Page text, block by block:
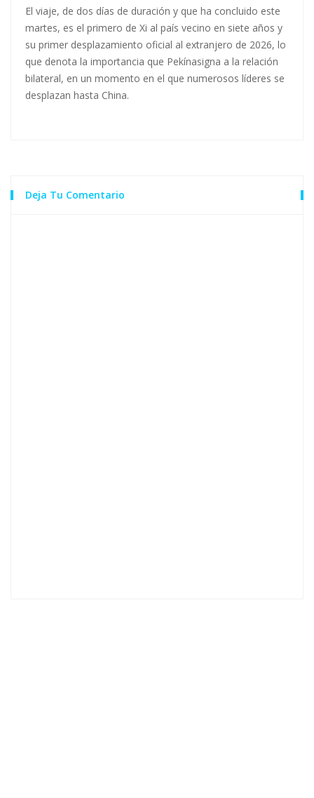
El viaje, de dos días de duración y que ha concluido este
martes, es el primero de Xi al país vecino en siete años y
su primer desplazamiento oficial al extranjero de 2026, lo
que denota la importancia que Pekínasigna a la relación
bilateral, en un momento en el que numerosos líderes se
desplazan hasta China.
Deja Tu Comentario